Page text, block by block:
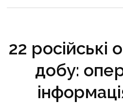
22 російські
добу: